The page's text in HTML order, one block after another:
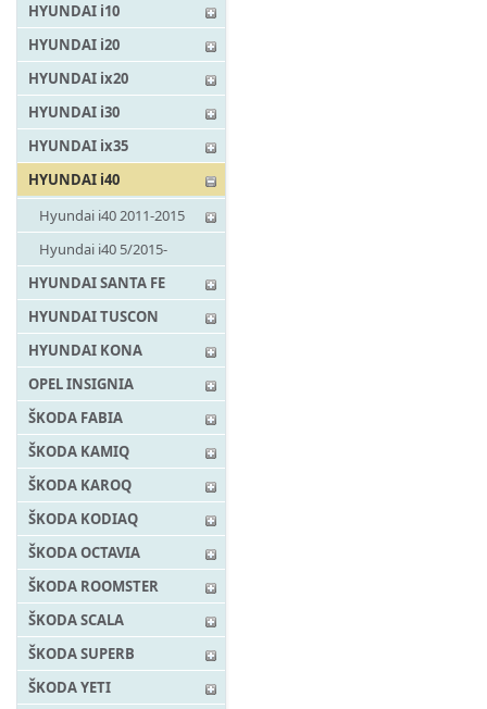
HYUNDAI i10
HYUNDAI i20
HYUNDAI ix20
HYUNDAI i30
HYUNDAI ix35
HYUNDAI i40
Hyundai i40 2011-2015
Hyundai i40 5/2015-
HYUNDAI SANTA FE
HYUNDAI TUSCON
HYUNDAI KONA
OPEL INSIGNIA
ŠKODA FABIA
ŠKODA KAMIQ
ŠKODA KAROQ
ŠKODA KODIAQ
ŠKODA OCTAVIA
ŠKODA ROOMSTER
ŠKODA SCALA
ŠKODA SUPERB
ŠKODA YETI